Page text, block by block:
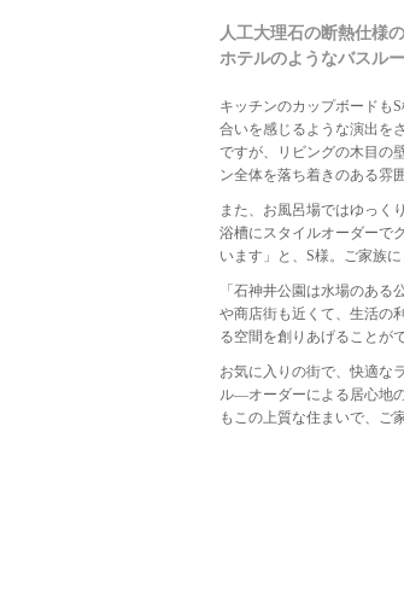
人工大理石の断熱仕様
ホテルのようなバスル
キッチンのカップボードも
合いを感じるような演出を
ですが、リビングの木目の
ン全体を落ち着きのある雰
また、お風呂場ではゆっく
浴槽にスタイルオーダーで
います」と、S様。ご家族
「石神井公園は水場のあ
や商店街も近くて、生活の
る空間を創りあげることが
お気に入りの街で、快適な
ル―オーダーによる居心地
もこの上質な住まいで、ご